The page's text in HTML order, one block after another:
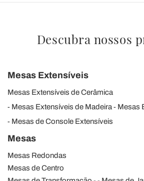
Descubra nossos
Mesas Extensíveis
Mesas Extensíveis de Cerâmica
Mesas Extensíveis de Madeira
Mesas
Mesas de Console Extensíveis
Mesas
Mesas Redondas
Mesas de Centro